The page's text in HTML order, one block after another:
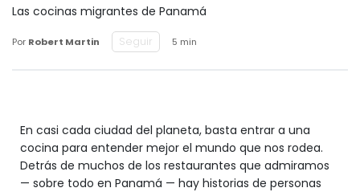
Las cocinas migrantes de Panamá
Por Robert Martin Seguir 5 min
En casi cada ciudad del planeta, basta entrar a una
cocina para entender mejor el mundo que nos rodea.
Detrás de muchos de los restaurantes que admiramos
— sobre todo en Panamá — hay historias de personas